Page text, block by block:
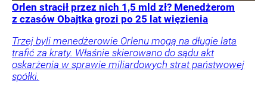
Orlen stracił przez nich 1,5 mld zł? Menedżerom
z czasów Obajtka grozi po 25 lat więzienia
Trzej byli menedżerowie Orlenu mogą na długie lata
trafić za kraty. Właśnie skierowano do sądu akt
oskarżenia w sprawie miliardowych strat państwowej
spółki.